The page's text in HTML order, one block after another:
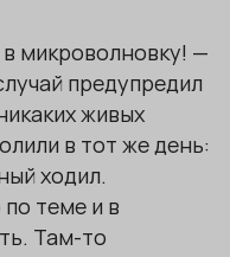
микроволновку! —
предупредил
живых
в тот же день:
ходил.
теме и в
Там-то